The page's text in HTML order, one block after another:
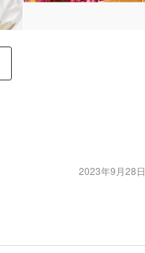
2023年9月28日